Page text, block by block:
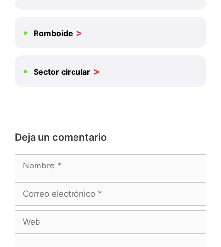
Romboide
Sector circular
Deja un comentario
Nombre
Correo
Web